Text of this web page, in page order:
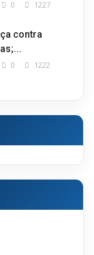
0 1227
contra
0 1222